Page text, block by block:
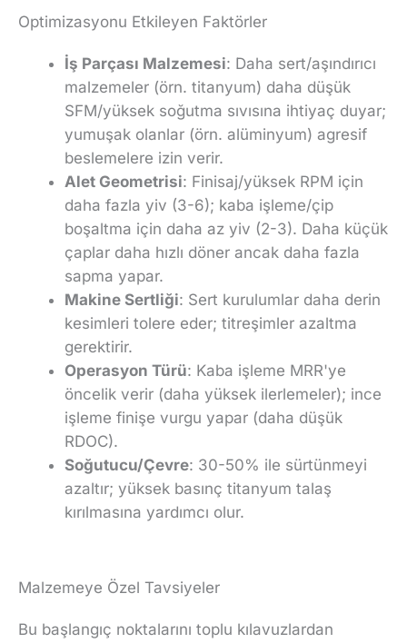
Optimizasyonu Etkileyen Faktörler
İş Parçası Malzemesi: Daha sert/aşındırıcı
malzemeler (örn. titanyum) daha düşük
SFM/yüksek soğutma sıvısına ihtiyaç duyar;
yumuşak olanlar (örn. alüminyum) agresif
beslemelere izin verir.
Alet Geometrisi: Finisaj/yüksek RPM için
daha fazla yiv (3-6); kaba işleme/çip
boşaltma için daha az yiv (2-3). Daha küçük
çaplar daha hızlı döner ancak daha fazla
sapma yapar.
Makine Sertliği: Sert kurulumlar daha derin
kesimleri tolere eder; titreşimler azaltma
gerektirir.
Operasyon Türü: Kaba işleme MRR'ye
öncelik verir (daha yüksek ilerlemeler); ince
işleme finişe vurgu yapar (daha düşük
RDOC).
Soğutucu/Çevre: 30-50% ile sürtünmeyi
azaltır; yüksek basınç titanyum talaş
kırılmasına yardımcı olur.
Malzemeye Özel Tavsiyeler
Bu başlangıç noktalarını toplu kılavuzlardan